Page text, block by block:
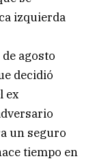
izquierda
agosto
decidió
ex
un seguro
tiempo en